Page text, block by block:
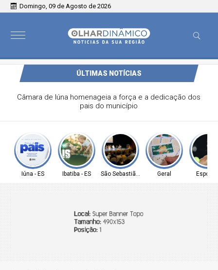
Domingo, 09 de Agosto de 2026
ÚLTIMAS NOTÍCIAS
Câmara de Ibatiba deseja um Feliz Dia dos Pais
Iúna - ES Ibatiba - ES São Sebastião - SP Geral